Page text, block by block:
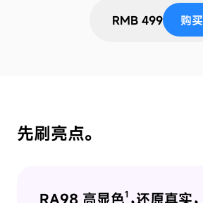
购买
RMB 499
先刷亮点。
RA98 高显色1 ，还原真实，